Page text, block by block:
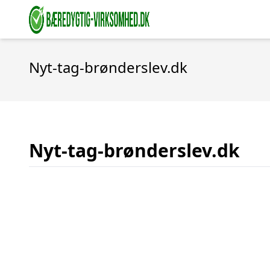
Nyt-tag-brønderslev.dk
Nyt-tag-brønderslev.dk